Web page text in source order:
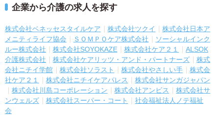
企業から介護の求人を探す
株式会社ベネッセスタイルケア 株式会社ツクイ
株式会社日本ア
メニティライフ協会
ＳＯＭＰＯケア株式会社
ソーシャルインク
ルー株式会社
株式会社SOYOKAZE 株式会社ケア２１
ALSOK
介護株式会社
株式会社ケアリッツ・アンド・パートナーズ
株式
会社ニチイ学館
株式会社ソラスト 株式会社やさしい手
株式会
社ケア２１
株式会社ニチイケアパレス
株式会社サンガジャパン
株式会社川島コーポレーション
株式会社アンビス
株式会社サ
ンウェルズ
株式会社スーパー・コート
社会福祉法人ノテ福祉
会